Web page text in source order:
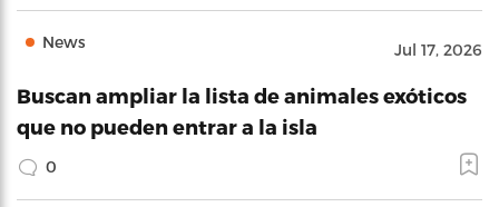
News Jul 17, 2026
Buscan ampliar la lista de animales exóticos
que no pueden entrar a la isla
0